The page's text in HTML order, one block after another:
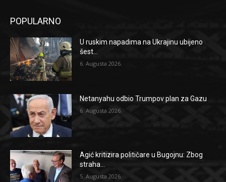
POPULARNO
U ruskim napadima na Ukrajinu ubijeno
šest...
6. Augusta 2026.
Netanyahu odbio Trumpov plan za Gazu
6. Augusta 2026.
Agić kritizira političare u Bugojnu: Zbog
straha...
5. Augusta 2026.